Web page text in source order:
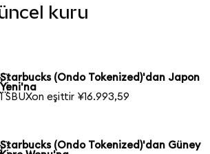
kuru
Starbucks (Ondo Tokenized)'dan Japon
Yeni'na
1 SBUXon eşittir ¥16.993,59
Starbucks (Ondo Tokenized)'dan Güney